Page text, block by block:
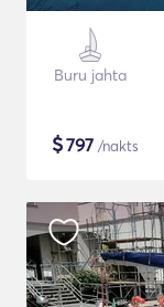
Buru jahta
$797 /nakts